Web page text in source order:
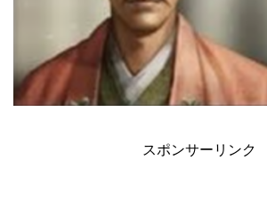
スポンサーリンク